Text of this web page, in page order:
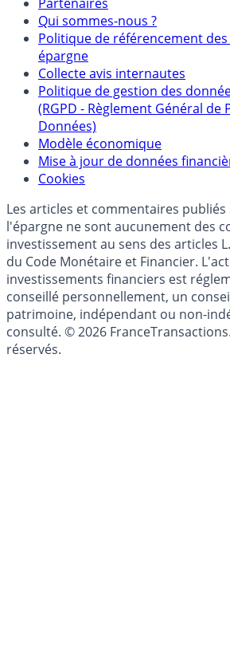
Mentions légales et Conditions
Partenaires
Qui sommes-nous ?
Politique de référencement des
épargne
Collecte avis internautes
Politique de gestion des
(RGPD - Règlement Général de
Données)
Modèle économique
Mise à jour de données
Cookies
Les articles et commentaires publiés
l'épargne ne sont aucunement des
investissement au sens des articles
du Code Monétaire et Financier.
investissements financiers est
conseillé personnellement, un
patrimoine, indépendant ou non-
consulté. © 2026